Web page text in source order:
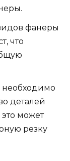
фанеры
что
необходимо
деталей
может
резку